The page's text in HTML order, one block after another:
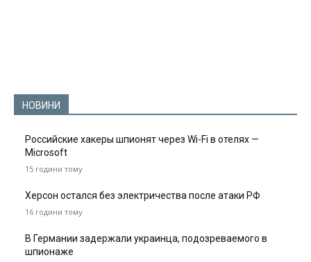
НОВИНИ
Российские хакеры шпионят через Wi-Fi в отелях —
Microsoft
15 години тому
Херсон остался без электричества после атаки РФ
16 години тому
В Германии задержали украинца, подозреваемого в
шпионаже